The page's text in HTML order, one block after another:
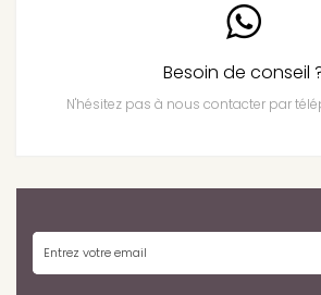
Besoin de conseil
N'hésitez pas à nous contacter par